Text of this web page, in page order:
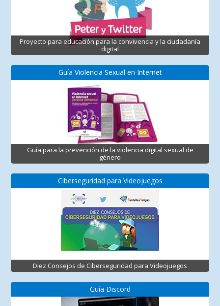
Proyecto para educación para la convivencia y la ciudadanía
digital
Guía Violencia Sexual en Internet
Guía para la prevención de la violencia digital sexual de
género
Ciberseguridad para Videojuegos
Diez Consejos de Ciberseguridad para Videojuegos
Guía Discord